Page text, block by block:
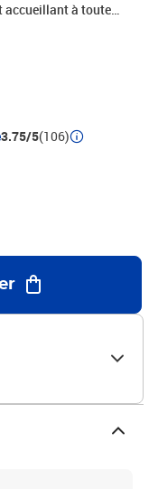
accueillant à toute
un aspect
sa stabilité, sa
: les lattes de
du poids,
chaque torsion de
:La livraison comprend
pas inclus. Vous
les matelas
de montage dans
:Pour gagner de la
ou sous la housse du
:
bois
x 50 cm (L x l x
x 200 cm (l x L)
3.75/5(106)